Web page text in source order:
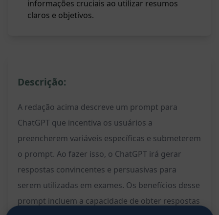
informações cruciais ao utilizar resumos
claros e objetivos.
Descrição:
A redação acima descreve um prompt para
ChatGPT que incentiva os usuários a
preencherem variáveis específicas e submeterem
o prompt. Ao fazer isso, o ChatGPT irá gerar
respostas convincentes e persuasivas para
serem utilizadas em exames. Os benefícios desse
prompt incluem a capacidade de obter respostas